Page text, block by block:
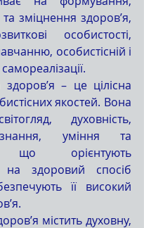
зміцнення здоров’я,
особистості,
особистісній і
якостей. Вона
духовність,
знання, уміння та
що орієнтують
на здоровий спосіб
її високий